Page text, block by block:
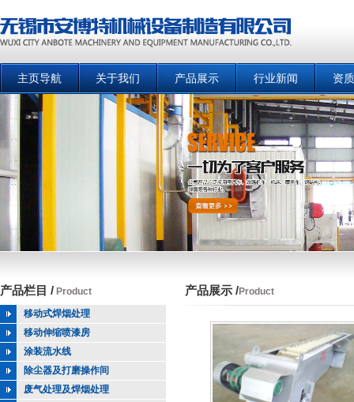
主页导航 关于我们 产品展示 行业新闻 资
产品栏目 / Product
移动式焊烟处理
移动伸缩喷漆房
涂装流水线
除尘器及打磨操作间
废气处理及焊烟处理
产品展示 /Product